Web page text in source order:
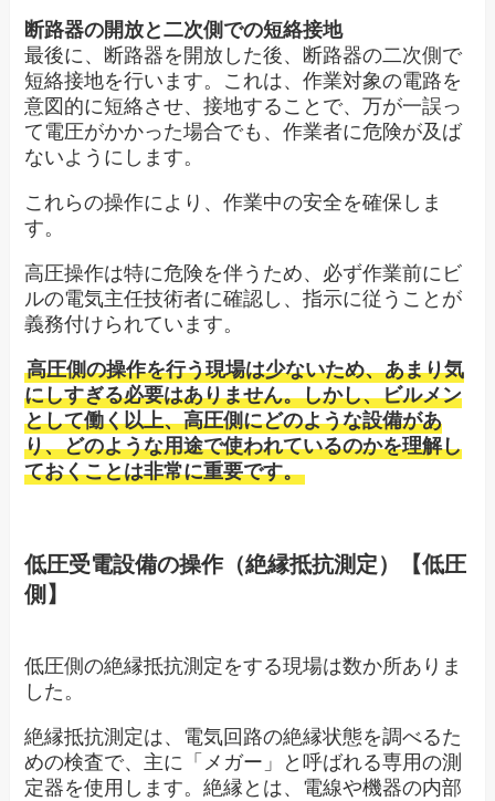
断路器の開放と二次側での短絡接地
最後に、断路器を開放した後、断路器の二次側で
短絡接地を行います。これは、作業対象の電路を
意図的に短絡させ、接地することで、万が一誤っ
て電圧がかかった場合でも、作業者に危険が及ば
ないようにします。
これらの操作により、作業中の安全を確保しま
す。
高圧操作は特に危険を伴うため、必ず作業前にビ
ルの電気主任技術者に確認し、指示に従うことが
義務付けられています。
高圧側の操作を行う現場は少ないため、あまり気
にしすぎる必要はありません。しかし、ビルメン
として働く以上、高圧側にどのような設備があ
り、どのような用途で使われているのかを理解し
ておくことは非常に重要です。
低圧受電設備の操作（絶縁抵抗測定）【低圧
側】
低圧側の絶縁抵抗測定をする現場は数か所ありま
した。
絶縁抵抗測定は、電気回路の絶縁状態を調べるた
めの検査で、主に「メガー」と呼ばれる専用の測
定器を使用します。絶縁とは、電線や機器の内部